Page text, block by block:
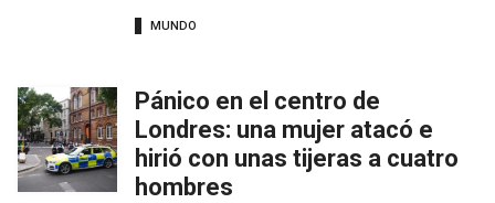
MUNDO
Pánico en el centro de
Londres: una mujer atacó e
hirió con unas tijeras a cuatro
hombres